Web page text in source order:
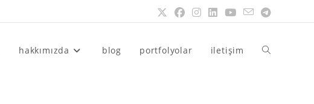
hakkımızda blog portfolyolar iletişim